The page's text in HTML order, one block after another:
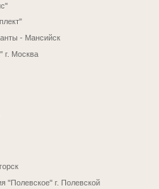
- Мансийск
г. Москва
"Полевское" г. Полевской